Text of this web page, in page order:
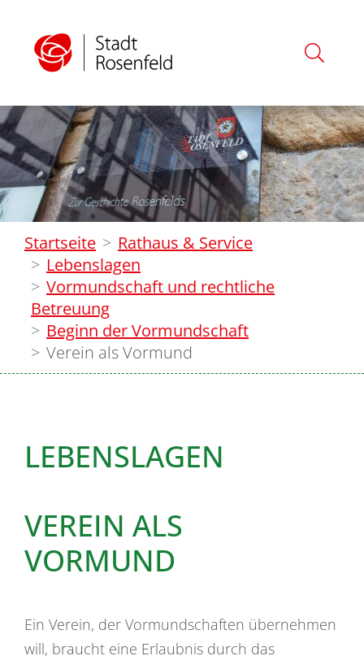
Startseite
Rathaus & Service
Lebenslagen
Vormundschaft und rechtliche
Betreuung
Beginn der Vormundschaft
Verein als Vormund
LEBENSLAGEN
VEREIN ALS
VORMUND
Ein Verein, der Vormundschaften übernehmen
will, braucht eine Erlaubnis durch das